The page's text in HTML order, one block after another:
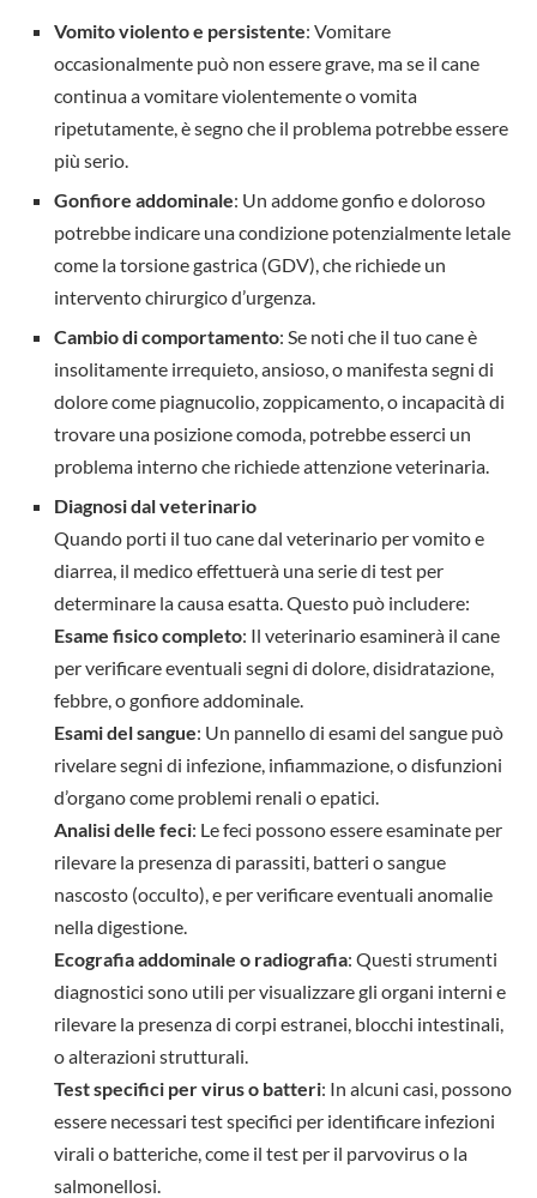
Vomito violento e persistente: Vomitare
occasionalmente può non essere grave, ma se il cane
continua a vomitare violentemente o vomita
ripetutamente, è segno che il problema potrebbe essere
più serio.
Gonfiore addominale: Un addome gonfio e doloroso
potrebbe indicare una condizione potenzialmente letale
come la torsione gastrica (GDV), che richiede un
intervento chirurgico d’urgenza.
Cambio di comportamento: Se noti che il tuo cane è
insolitamente irrequieto, ansioso, o manifesta segni di
dolore come piagnucolio, zoppicamento, o incapacità di
trovare una posizione comoda, potrebbe esserci un
problema interno che richiede attenzione veterinaria.
Diagnosi dal veterinario
Quando porti il tuo cane dal veterinario per vomito e
diarrea, il medico effettuerà una serie di test per
determinare la causa esatta. Questo può includere:
Esame fisico completo: Il veterinario esaminerà il cane
per verificare eventuali segni di dolore, disidratazione,
febbre, o gonfiore addominale.
Esami del sangue: Un pannello di esami del sangue può
rivelare segni di infezione, infiammazione, o disfunzioni
d’organo come problemi renali o epatici.
Analisi delle feci: Le feci possono essere esaminate per
rilevare la presenza di parassiti, batteri o sangue
nascosto (occulto), e per verificare eventuali anomalie
nella digestione.
Ecografia addominale o radiografia: Questi strumenti
diagnostici sono utili per visualizzare gli organi interni e
rilevare la presenza di corpi estranei, blocchi intestinali,
o alterazioni strutturali.
Test specifici per virus o batteri: In alcuni casi, possono
essere necessari test specifici per identificare infezioni
virali o batteriche, come il test per il parvovirus o la
salmonellosi.